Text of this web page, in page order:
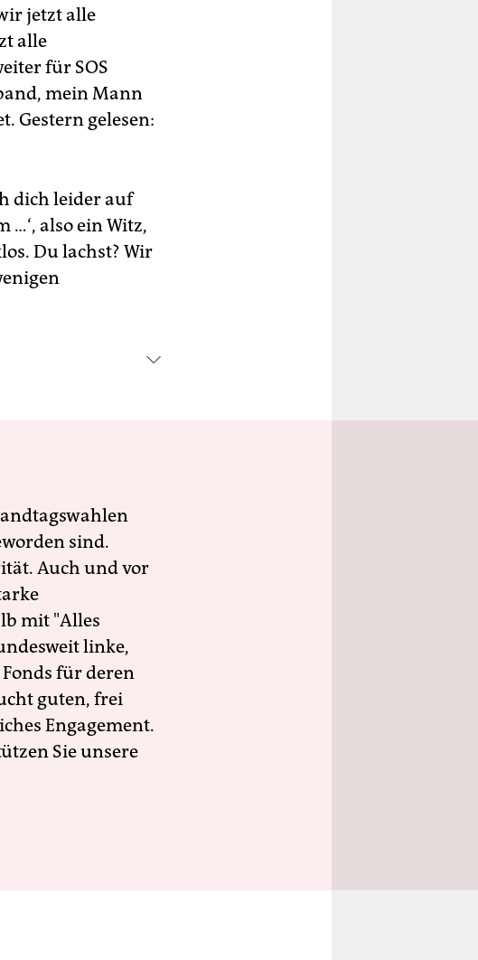
jetzt alle
alle
für SOS
mein Mann
Gestern gelesen:
dich leider auf
…‘, also ein Witz,
Du lachst? Wir
sind.
Auch und vor
mit "Alles
linke,
für deren
guten, frei
Engagement.
Sie unsere